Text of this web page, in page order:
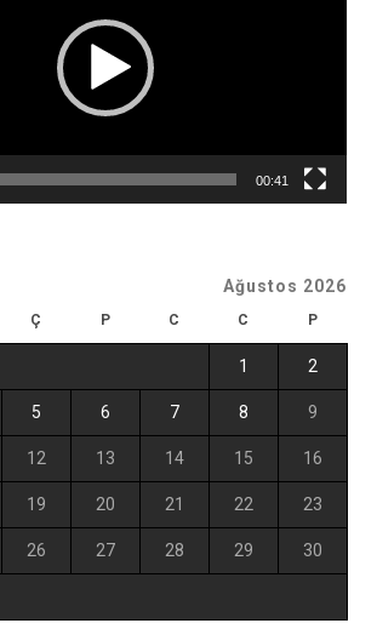
00:41
Ağustos 2026
Ç P C C P
1 2
5 6 7 8 9
12 13 14 15 16
19 20 21 22 23
26 27 28 29 30